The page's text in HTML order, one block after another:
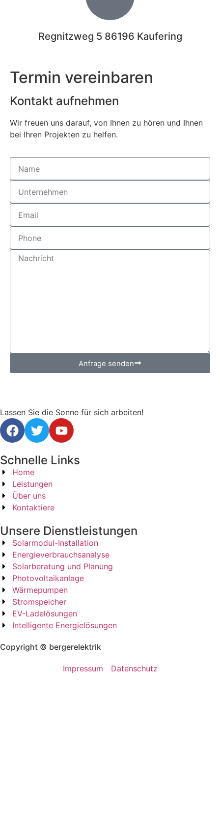
Termin vereinbaren
Kontakt aufnehmen
Wir freuen uns darauf, von Ihnen zu hören und Ihnen
bei Ihren Projekten zu helfen.
Anfrage senden
Regnitzweg 5 86196 Kaufering
Lassen Sie die Sonne für sich arbeiten!
Schnelle Links
Home
Leistungen
Über uns
Kontaktiere
Unsere Dienstleistungen
Solarmodul-Installation
Energieverbrauchsanalyse
Solarberatung und Planung
Photovoltaikanlage
Wärmepumpen
Stromspeicher
EV-Ladelösungen
Intelligente Energielösungen
Copyright © bergerelektrik
Impressum Datenschutz